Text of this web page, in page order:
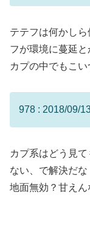
テテフは何かし
フが環境に蔓延
カプの中でもこ
978 : 2018/09/
カプ系はどう見
ない、で解決だな
地面無効？甘えん